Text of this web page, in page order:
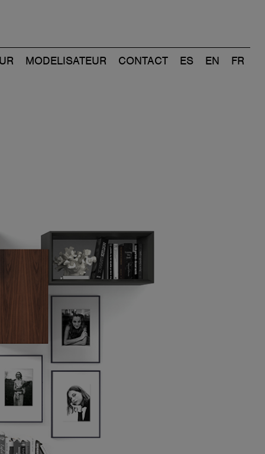
MODELISATEUR CONTACT ES EN FR